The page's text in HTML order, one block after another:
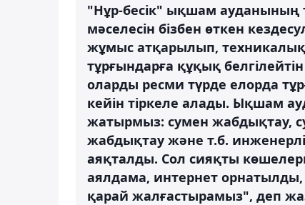
"Нұр-бесік" ықшам ауданының
мәселесін бізбен өткен
жұмыс атқарылып, техникалық
тұрғындарға құқық
оларды ресми түрде елорда
кейін тіркеле алады. Ықшам
жатырмыз: сумен жабдықтау,
жабдықтау және т.б.
аяқталды. Сол сияқты
аялдама, интернет
қарай жалғастырамыз", деп